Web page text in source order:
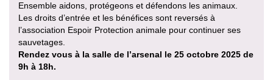
Ensemble aidons, protégeons et défendons les animaux.
Les droits d’entrée et les bénéfices sont reversés à
l’association Espoir Protection animale pour continuer ses
sauvetages.
Rendez vous à la salle de l’arsenal le 25 octobre 2025 de
9h à 18h.